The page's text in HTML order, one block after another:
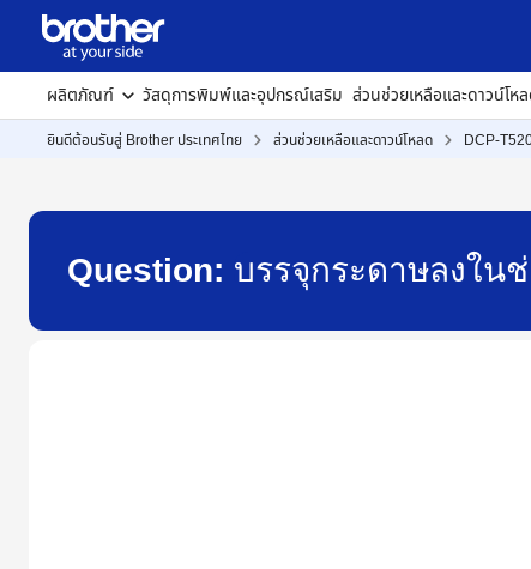
ผลิตภัณฑ์ วัสดุการพิมพ์และอุปกรณ์เสริม ส่วนช่วยเหลือและดาวน์โห
ยินดีต้อนรับสู่ Brother ประเทศไทย ส่วนช่วยเหลือและดาวน์โหลด DCP-
Question: บรรจุกระดาษลงใน